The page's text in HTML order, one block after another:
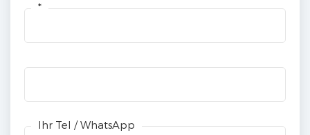
*
Ihr Tel / WhatsApp